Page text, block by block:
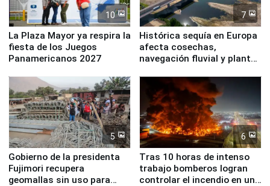
10
La Plaza Mayor ya respira la
fiesta de los Juegos
Panamericanos 2027
7
Histórica sequía en Europa
afecta cosechas,
navegación fluvial y plantas
5
Gobierno de la presidenta
Fujimori recupera
geomallas sin uso para
6
Tras 10 horas de intenso
trabajo bomberos logran
controlar el incendio en una